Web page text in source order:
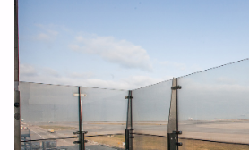
КИЕВЕ"